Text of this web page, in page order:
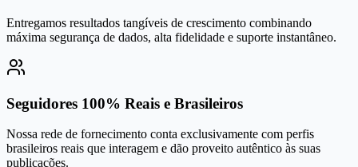
Entregamos resultados tangíveis de crescimento combinando
máxima segurança de dados, alta fidelidade e suporte instantâneo.
Seguidores 100% Reais e Brasileiros
Nossa rede de fornecimento conta exclusivamente com perfis
brasileiros reais que interagem e dão proveito autêntico às suas
publicações.